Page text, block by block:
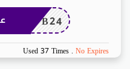
B24
Used 37 Times . No Expires